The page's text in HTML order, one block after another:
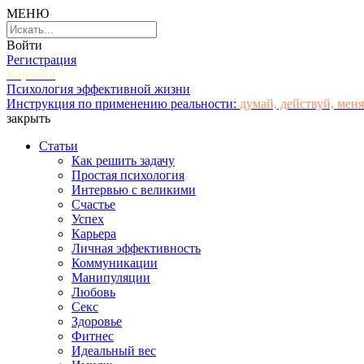
МЕНЮ
Войти
Регистрация
Корзина
Психология эффективной жизни
Инструкция по применению реальности: думай, действуй,
закрыть
Статьи
Как решить задачу
Простая психология
Интервью с великими
Счастье
Успех
Карьера
Личная эффективность
Коммуникации
Манипуляции
Любовь
Секс
Здоровье
Фитнес
Идеальный вес